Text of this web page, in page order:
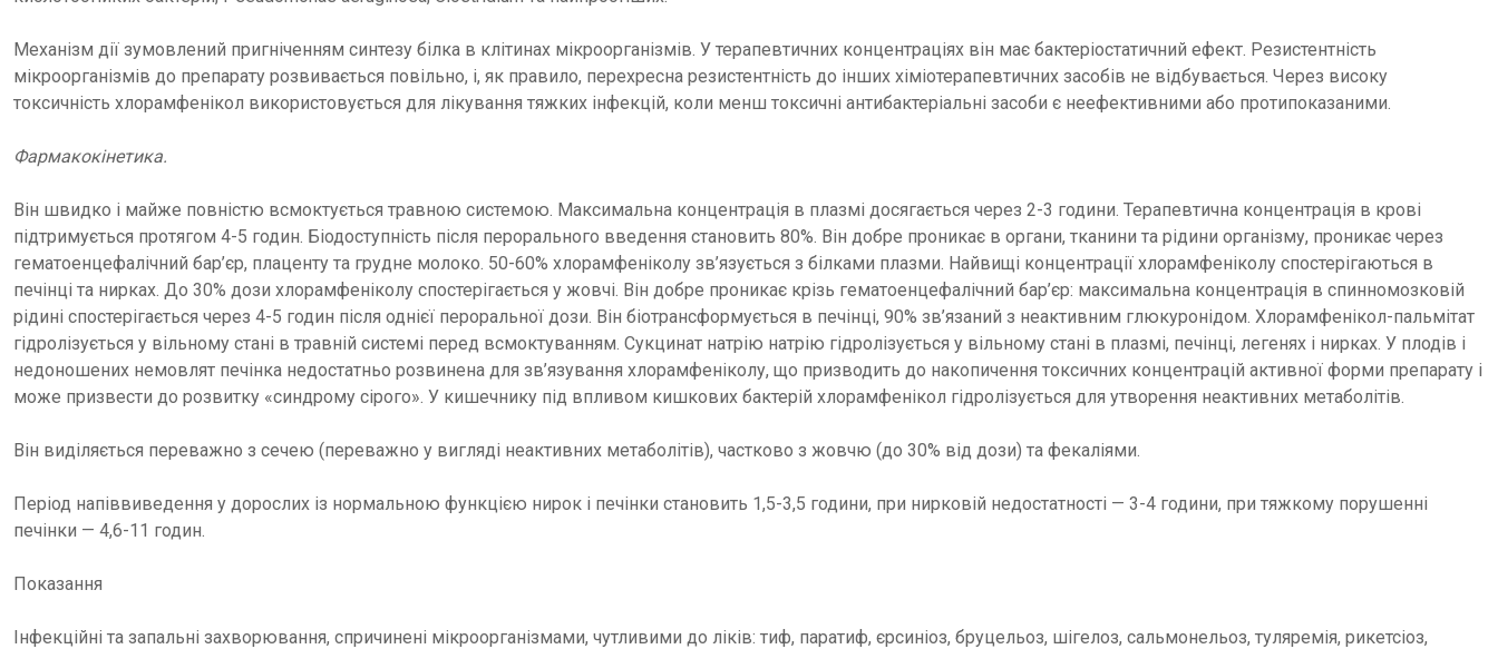
Механізм дії зумовлений пригніченням синтезу білка в клітинах мікроорганізмів. У терапевтичних концентраціях він має бактеріостатичний ефект. Резистентність
мікроорганізмів до препарату розвивається повільно, і, як правило, перехресна резистентність до інших хіміотерапевтичних засобів не відбувається. Через високу
токсичність хлорамфенікол використовується для лікування тяжких інфекцій, коли менш токсичні антибактеріальні засоби є неефективними або протипоказаними.
Фармакокінетика.
Він швидко і майже повністю всмоктується травною системою. Максимальна концентрація в плазмі досягається через 2-3 години. Терапевтична концентрація в крові
підтримується протягом 4-5 годин. Біодоступність після перорального введення становить 80%. Він добре проникає в органи, тканини та рідини організму, проникає через
гематоенцефалічний бар’єр, плаценту та грудне молоко. 50-60% хлорамфеніколу зв’язується з білками плазми. Найвищі концентрації хлорамфеніколу спостерігаються в
печінці та нирках. До 30% дози хлорамфеніколу спостерігається у жовчі. Він добре проникає крізь гематоенцефалічний бар’єр: максимальна концентрація в спинномозковій
рідині спостерігається через 4-5 годин після однієї пероральної дози. Він біотрансформується в печінці, 90% зв’язаний з неактивним глюкуронідом. Хлорамфенікол-пальмітат
гідролізується у вільному стані в травній системі перед всмоктуванням. Сукцинат натрію натрію гідролізується у вільному стані в плазмі, печінці, легенях і нирках. У плодів і
недоношених немовлят печінка недостатньо розвинена для зв’язування хлорамфеніколу, що призводить до накопичення токсичних концентрацій активної форми препарату і
може призвести до розвитку «синдрому сірого». У кишечнику під впливом кишкових бактерій хлорамфенікол гідролізується для утворення неактивних метаболітів.
Він виділяється переважно з сечею (переважно у вигляді неактивних метаболітів), частково з жовчю (до 30% від дози) та фекаліями.
Період напіввиведення у дорослих із нормальною функцією нирок і печінки становить 1,5-3,5 години, при нирковій недостатності — 3-4 години, при тяжкому порушенні
печінки — 4,6-11 годин.
Показання
Інфекційні та запальні захворювання, спричинені мікроорганізмами, чутливими до ліків: тиф, паратиф, єрсиніоз, бруцельоз, шігелоз, сальмонельоз, туляремія, рикетсіоз,